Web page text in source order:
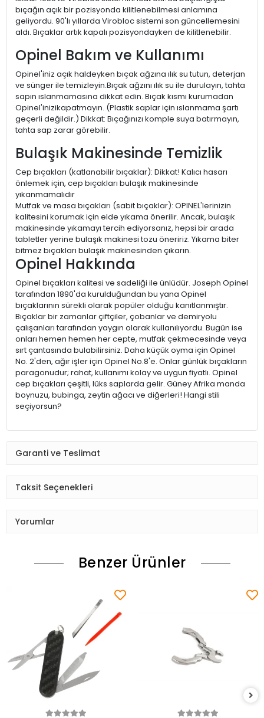
bıçağın açık bir pozisyonda kilitlenebilmesi anlamına
geliyordu. 90'lı yıllarda Virobloc sistemi son güncellemesini
aldı. Bıçaklar artık kapalı pozisyondayken de kilitlenebilir.
Opinel Bakım ve Kullanımı
Opinel'iniz açık haldeyken bıçak ağzına ılık su tutun, deterjan
ve sünger ile temizleyin.Bıçak ağzını ılık su ile durulayın, tahta
sapın ıslanmamasına dikkat edin. Bıçak kısmı kurumadan
Opinel'inizikapatmayın. (Plastik saplar için ıslanmama şartı
geçerli değildir.) Dikkat: Bıçağınızı komple suya batırmayın,
tahta sap zarar görebilir.
Bulaşık Makinesinde Temizlik
Cep bıçakları (katlanabilir bıçaklar): Dikkat! Kalıcı hasarı
önlemek için, cep bıçakları bulaşık makinesinde
yıkanmamalıdır
Mutfak ve masa bıçakları (sabit bıçaklar): OPINEL'lerinizin
kalitesini korumak için elde yıkama önerilir. Ancak, bulaşık
makinesinde yıkamayı tercih ediyorsanız, hepsi bir arada
tabletler yerine bulaşık makinesi tozu öneririz. Yıkama biter
bitmez bıçakları bulaşık makinesinden çıkarın.
Opinel Hakkında
Opinel bıçakları kalitesi ve sadeliği ile ünlüdür. Joseph Opinel
tarafından 1890'da kurulduğundan bu yana Opinel
bıçaklarının sürekli olarak popüler olduğu kanıtlanmıştır.
Bıçaklar bir zamanlar çiftçiler, çobanlar ve demiryolu
çalışanları tarafından yaygın olarak kullanılıyordu. Bugün ise
onları hemen hemen her cepte, mutfak çekmecesinde veya
sırt çantasında bulabilirsiniz. Daha küçük oyma için Opinel
No. 2'den, ağır işler için Opinel No.8'e. Onlar günlük bıçakların
paragonudur; rahat, kullanımı kolay ve uygun fiyatlı. Opinel
cep bıçakları çeşitli, lüks saplarda gelir. Güney Afrika manda
boynuzu, bubinga, zeytin ağacı ve diğerleri! Hangi stili
seçiyorsun?
Garanti ve Teslimat
Taksit Seçenekleri
Yorumlar
Benzer Ürünler